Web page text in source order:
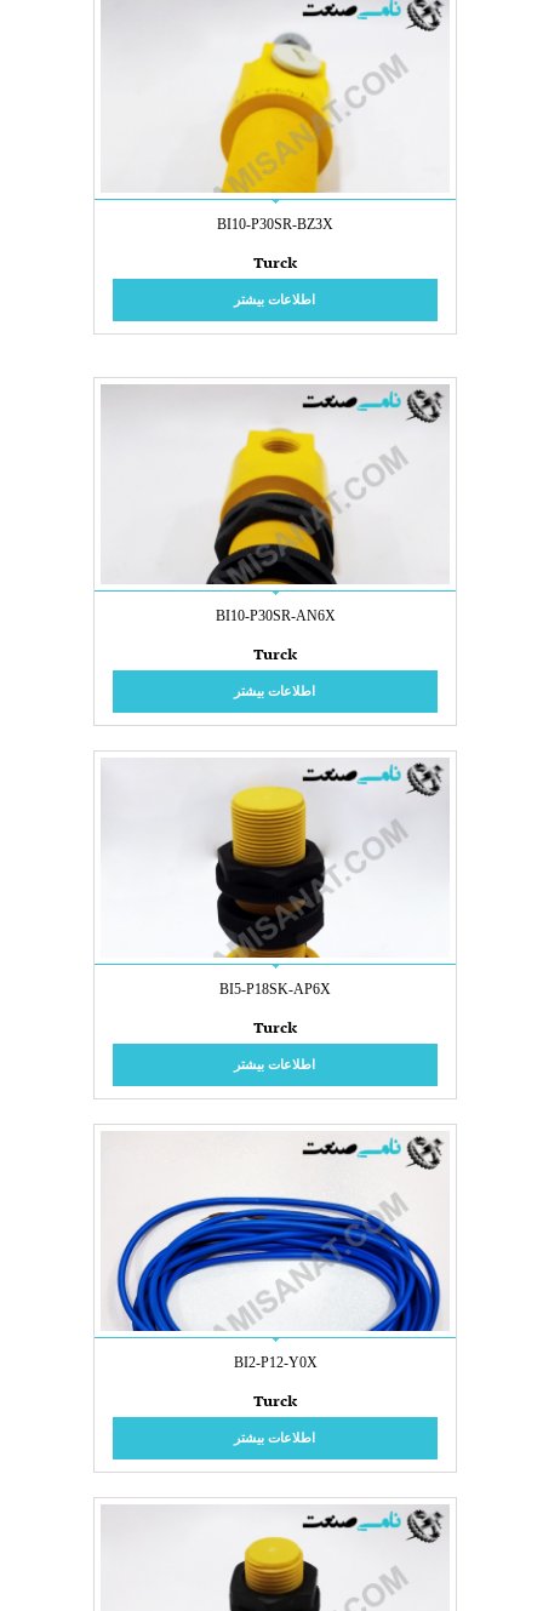
BI10-P30SR-BZ3X
Turck
اطلاعات بیشتر
BI10-P30SR-AN6X
Turck
اطلاعات بیشتر
BI5-P18SK-AP6X
Turck
اطلاعات بیشتر
BI2-P12-Y0X
Turck
اطلاعات بیشتر